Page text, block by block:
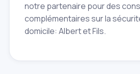
notre partenaire pour des
complémentaires sur la
domicile: Albert et Fils.